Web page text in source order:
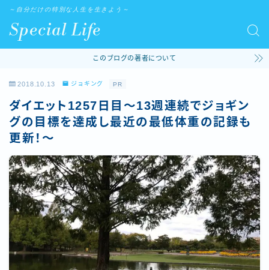
Special Life
～自分だけの特別な人生を生きよう～
このブログの著者について
2018.10.13 ジョギング PR
ダイエット1257日目～13週連続でジョギン
グの目標を達成し最近の最低体重の記録も
更新！～